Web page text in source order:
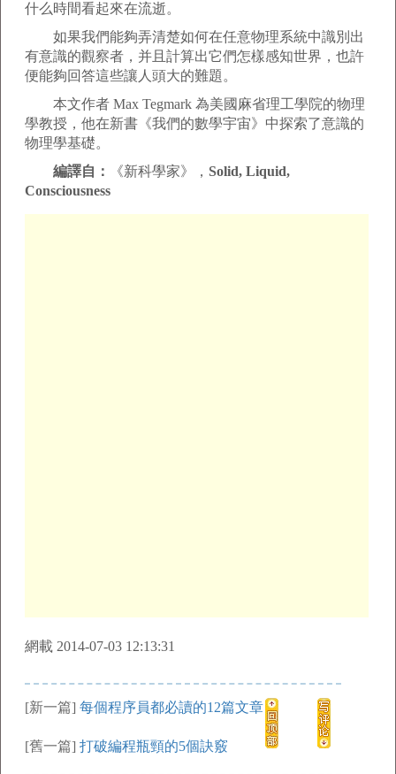
什么時間看起來在流逝。
如果我們能夠弄清楚如何在任意物理系統中識別出
有意識的觀察者，并且計算出它們怎樣感知世界，也許
便能夠回答這些讓人頭大的難題。
本文作者 Max Tegmark 為美國麻省理工學院的物理
學教授，他在新書《我們的數學宇宙》中探索了意識的
物理學基礎。
編譯自：
《新科學家》， Solid, Liquid,
Consciousness
網載 2014-07-03 12:13:31
[新一篇] 每個程序員都必讀的12篇文章
[舊一篇] 打破編程瓶頸的5個訣竅